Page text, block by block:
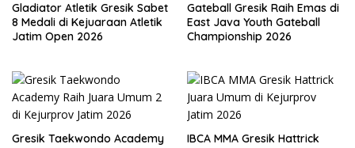
Gladiator Atletik Gresik Sabet
8 Medali di Kejuaraan Atletik
Jatim Open 2026
Gateball Gresik Raih Emas di
East Java Youth Gateball
Championship 2026
Gresik Taekwondo Academy
IBCA MMA Gresik Hattrick